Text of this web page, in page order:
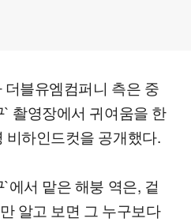
블유엠컴퍼니 측은 중
촬영장에서 귀여움을 한
비하인드컷을 공개했다.
에서 맡은 해붕 역은, 겉
알고 보면 그 누구보다